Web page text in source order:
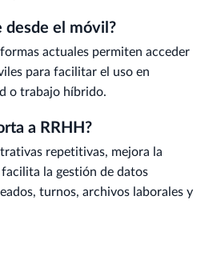
desde el móvil?
actuales permiten acceder
para facilitar el uso en
o trabajo híbrido.
a RRHH?
repetitivas, mejora la
la gestión de datos
turnos, archivos laborales y